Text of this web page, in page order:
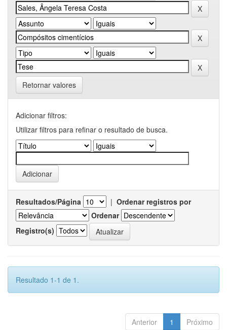
Retornar valores
Adicionar filtros:
Utilizar filtros para refinar o resultado de busca.
Resultados/Página | Ordenar registros por
Ordenar
Registro(s)
Resultado 1-1 de 1.
Anterior 1 Próximo